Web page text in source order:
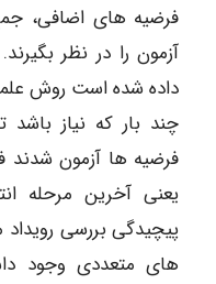
فرضیه های اضافی،
داده شده است روش
چند بار که نیاز
فرضیه ها آزمون
یعنی آخرین مرحله
پیچیدگی بررسی
های متعددی وجود